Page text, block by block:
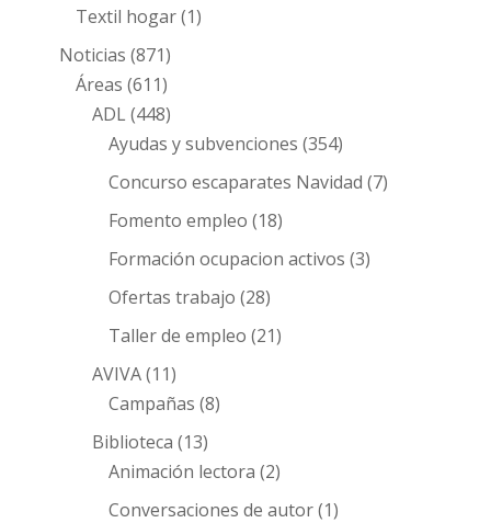
Textil hogar(1)
Noticias (871)
Áreas (611)
ADL(448)
Ayudas y subvenciones (354)
Concurso escaparates Navidad (7)
Fomento empleo (18)
Formación ocupacion activos (3)
Ofertas trabajo (28)
Taller de empleo (21)
AVIVA(11)
Campañas (8)
Biblioteca (13)
Animación lectora (2)
Conversaciones de autor(1)